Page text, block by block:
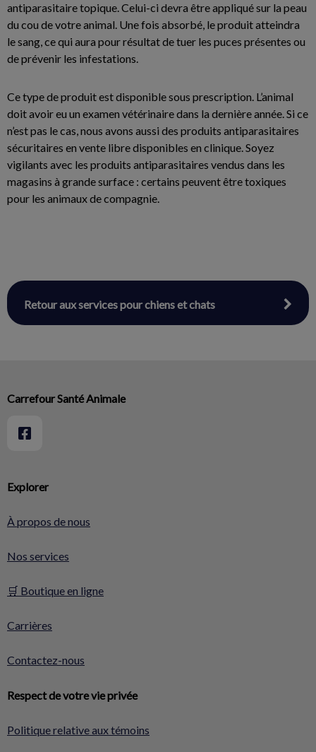
antiparasitaire topique. Celui-ci devra être appliqué sur la peau
du cou de votre animal. Une fois absorbé, le produit atteindra
le sang, ce qui aura pour résultat de tuer les puces présentes ou
de prévenir les infestations.
Ce type de produit est disponible sous prescription. L’animal
doit avoir eu un examen vétérinaire dans la dernière année. Si ce
n’est pas le cas, nous avons aussi des produits antiparasitaires
sécuritaires en vente libre disponibles en clinique. Soyez
vigilants avec les produits antiparasitaires vendus dans les
magasins à grande surface : certains peuvent être toxiques
pour les animaux de compagnie.
Retour aux services pour chiens et chats
Explorer
À propos de nous
Nos services
🛒 Boutique en ligne
Carrières
Contactez-nous
Respect de votre vie privée
Politique relative aux témoins
Carrefour Santé Animale